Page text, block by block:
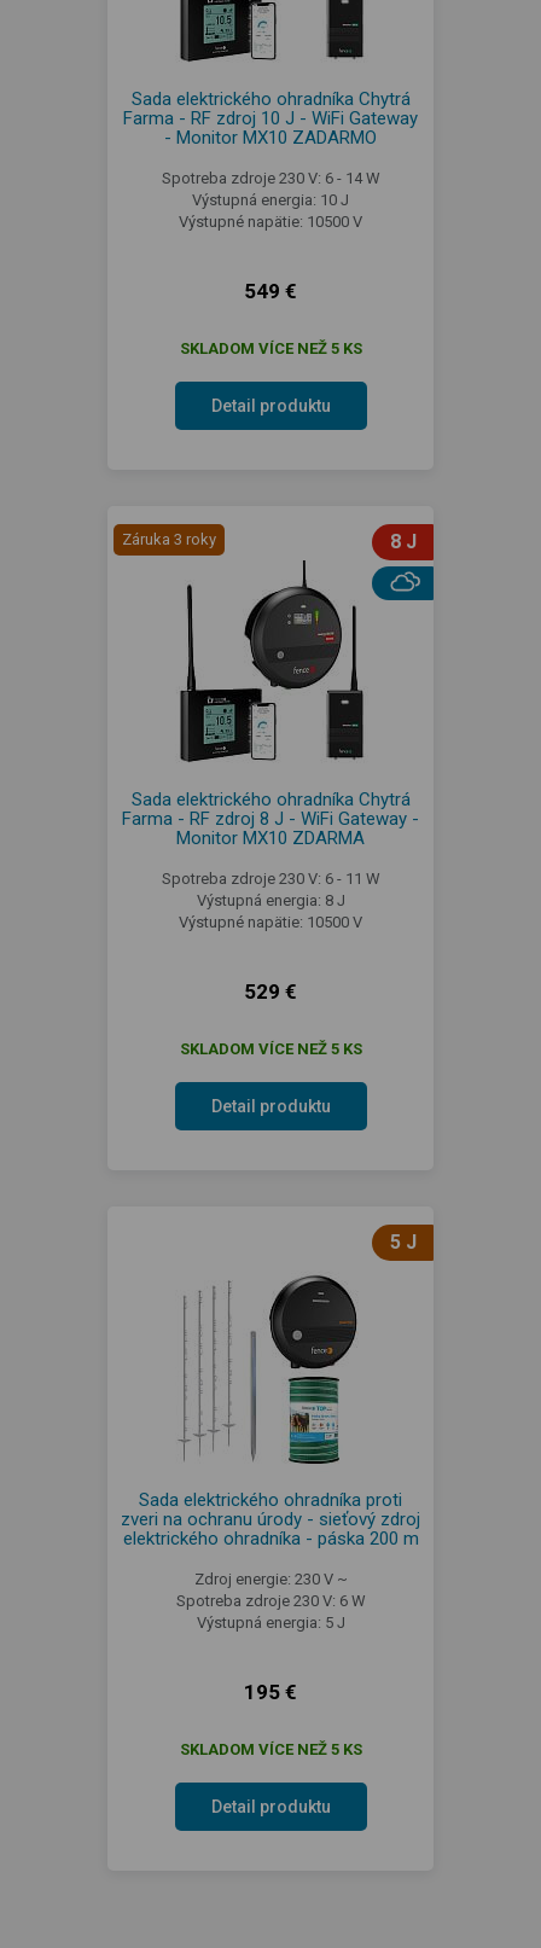
Sada elektrického ohradníka Chytrá
Farma - RF zdroj 10 J - WiFi Gateway
- Monitor MX10 ZADARMO
Spotreba zdroje 230 V: 6 - 14 W
Výstupná energia: 10 J
Výstupné napätie: 10500 V
549 €
SKLADOM VÍCE NEŽ 5 KS
Detail produktu
Záruka 3 roky 8 J
Sada elektrického ohradníka Chytrá
Farma - RF zdroj 8 J - WiFi Gateway -
Monitor MX10 ZDARMA
Spotreba zdroje 230 V: 6 - 11 W
Výstupná energia: 8 J
Výstupné napätie: 10500 V
529 €
SKLADOM VÍCE NEŽ 5 KS
Detail produktu
5 J
Sada elektrického ohradníka proti
zveri na ochranu úrody - sieťový zdroj
elektrického ohradníka - páska 200 m
Zdroj energie: 230 V ~
Spotreba zdroje 230 V: 6 W
Výstupná energia: 5 J
195 €
SKLADOM VÍCE NEŽ 5 KS
Detail produktu